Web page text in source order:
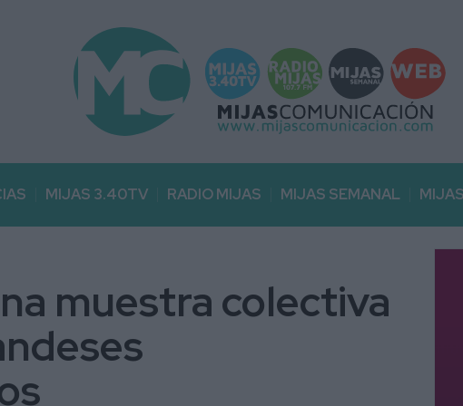
MIJAS 3.40TV RADIO MIJAS MIJAS SEMANAL
muestra colectiva